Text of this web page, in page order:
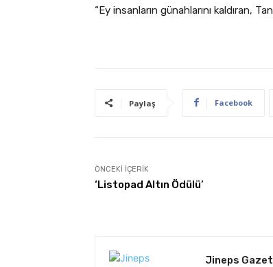
“Ey insanların günahlarını kaldıran,
Paylaş Facebook
ÖNCEKI İÇERIK
‘Listopad Altın Ödülü’
Jineps